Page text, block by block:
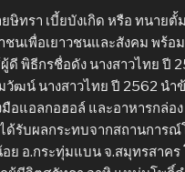
ษิทรา เบี้ยบังเกิด หรือ ทนายตั้
นเพื่อเยาวชนและสังคม พร้อ
ดี พิธีกรชื่อดัง นางสาวไทย ปี
วัฒน์ นางสาวไทย ปี 2562 นำ
มือแอลกอฮอล์ และอาหารกล่อ
ด้รับผลกระทบจากสถานการณ์
ย อ.กระทุ่มแบน จ.สมุทรสาคร